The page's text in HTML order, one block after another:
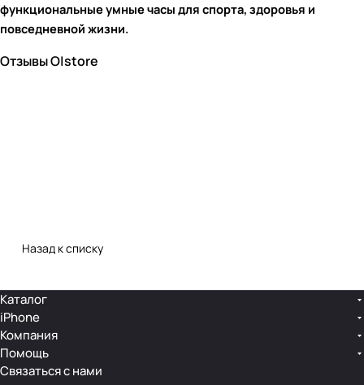
функциональные умные часы для спорта, здоровья и
повседневной жизни.
Отзывы O|store
Назад к списку
Каталог
iPhone
Компания
Помощь
Связаться с нами